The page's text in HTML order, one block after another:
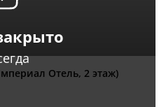
Отель, 2 этаж)